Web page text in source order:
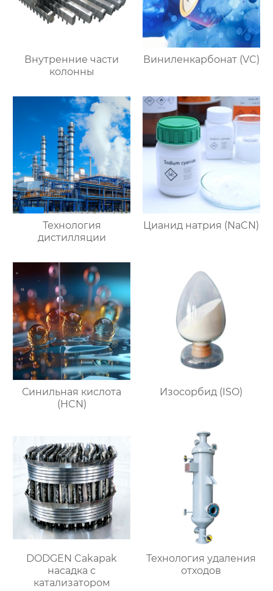
Внутренние части
колонны
Виниленкарбонат (VC)
Технология
дистилляции
Цианид натрия (NaCN)
Синильная кислота
(HCN)
Изосорбид (ISO)
DODGEN Cakapak
насадка с
катализатором
Технология удаления
отходов